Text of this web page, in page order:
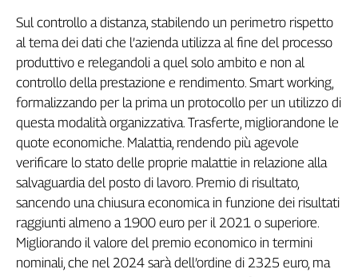
nel
Lavoro
Territori
Abruzzo-
Molise
Alto
Adige
Basilicata
Calabria
Campania
Emilia-
Romagna
Sul controllo a distanza, stabilendo un perimetro rispetto
al tema dei dati che l’azienda utilizza al fine del processo
produttivo e relegandoli a quel solo ambito e non al
controllo della prestazione e rendimento. Smart working,
formalizzando per la prima un protocollo per un utilizzo di
questa modalità organizzativa. Trasferte, migliorandone le
quote economiche. Malattia, rendendo più agevole
verificare lo stato delle proprie malattie in relazione alla
salvaguardia del posto di lavoro. Premio di risultato,
sancendo una chiusura economica in funzione dei risultati
raggiunti almeno a 1900 euro per il 2021 o superiore.
Migliorando il valore del premio economico in termini
nominali, che nel 2024 sarà dell’ordine di 2325 euro, ma